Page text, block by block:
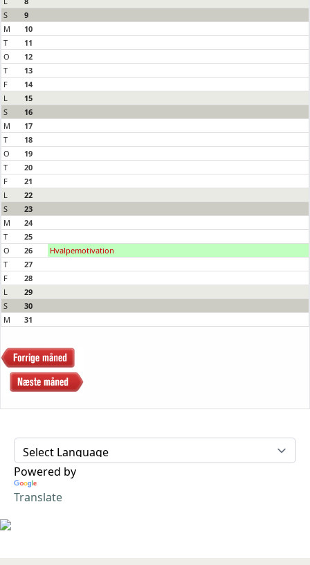
S
9
M
10
T
11
O
12
T
13
F
14
L
15
S
16
M
17
T
18
O
19
T
20
F
21
L
22
S
23
M
24
T
25
O
26
Hvalpemotivation
T
27
F
28
L
29
S
30
M
31
Powered by
Translate